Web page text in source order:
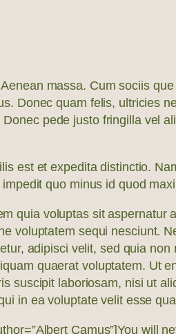
massa. Cum sociis
Donec quam felis, ultricies
pede justo fringilla vel
est et expedita distinctio.
quo minus id quod
quia voluptas sit aspernatur
voluptatem sequi nesciunt.
adipisci velit, sed quia
quaerat voluptatem. Ut
suscipit laboriosam, nisi ut
in ea voluptate velit esse
Camus”]You will